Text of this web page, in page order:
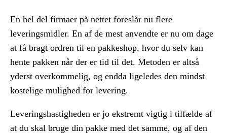
En hel del firmaer på nettet foreslår nu flere
leveringsmidler. En af de mest anvendte er nu om dage
at få bragt ordren til en pakkeshop, hvor du selv kan
hente pakken når der er tid til det. Metoden er altså
yderst overkommelig, og endda ligeledes den mindst
kostelige mulighed for levering.
Leveringshastigheden er jo ekstremt vigtig i tilfælde af
at du skal bruge din pakke med det samme, og af den